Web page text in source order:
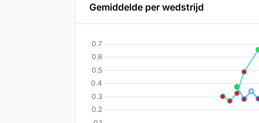
Gemiddelde per wedstrijd